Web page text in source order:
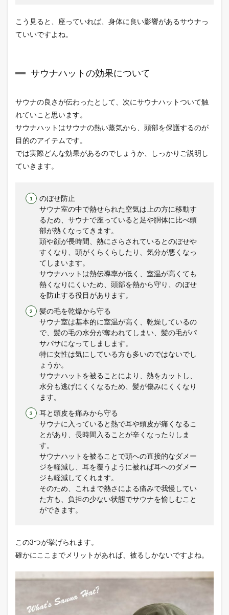
こう見ると、座っていれば、身体に良い影響があるサウナっ
ていいですよね。
サウナハットの効果について
サウナの良さが伝わったとして、次にサウナハットついて触
れていこと思います。
サウナハットはサウナの熱い蒸気から、頭部を保護するのが
目的のアイテムです。
では実際どんな効果があるのでしょうか、しっかりご説明し
ていきます。
のぼせ防止
サウナ室の中で熱せられた空気は上の方に移動す
るため、サウナで座っていると足や胴体に比べ頭
部が熱くなってきます。
頭や顔が長時間、熱にさらされているとのぼせや
すくなり、頭がくらくらしたり、気分が悪くなっ
てしまいます。
サウナハットは熱伝導率が低く、室温が高くても
熱くなりにくいため、頭部を熱から守り、のぼせ
を防止する役目があります。
髪の毛を乾燥から守る
サウナ室は基本的に室温が高く、乾燥しているの
で、髪の毛の水分が奪われてしまい、髪の毛がパ
サパサになってしまします。
特に女性は気にしている方も多いのではないでし
ょうか。
サウナハットを被ることにより、熱をカットし、
水分も逃げにくくなるため、髪が傷みにくくなり
ます。
耳と頭皮を痛みから守る
サウナに入っていると熱で耳や頭皮が痛くなるこ
とがあり、長時間入ることが辛くなったりしま
す。
サウナハットを被ることで頭への直接的なダメー
ジを軽減し、耳を覆うように被れば耳へのダメー
ジも軽減してくれます。
そのため、これまで熱さによる痛みで我慢してい
た方も、負担の少ない状態でサウナを愉しむこと
ができます。
この3つが挙げられます。
確かにここまでメリットがあれば、被るしかないですよね。